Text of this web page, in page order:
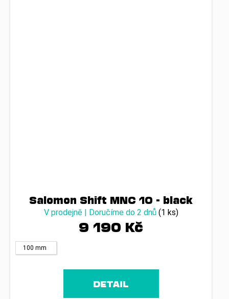
Salomon Shift MNC 10 - black
V prodejně | Doručíme do 2 dnů (1 ks)
9 190 Kč
100 mm
DETAIL